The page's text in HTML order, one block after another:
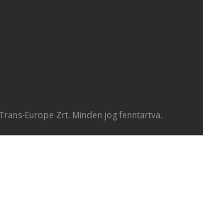
Europe Zrt. Minden jog fenntartva.